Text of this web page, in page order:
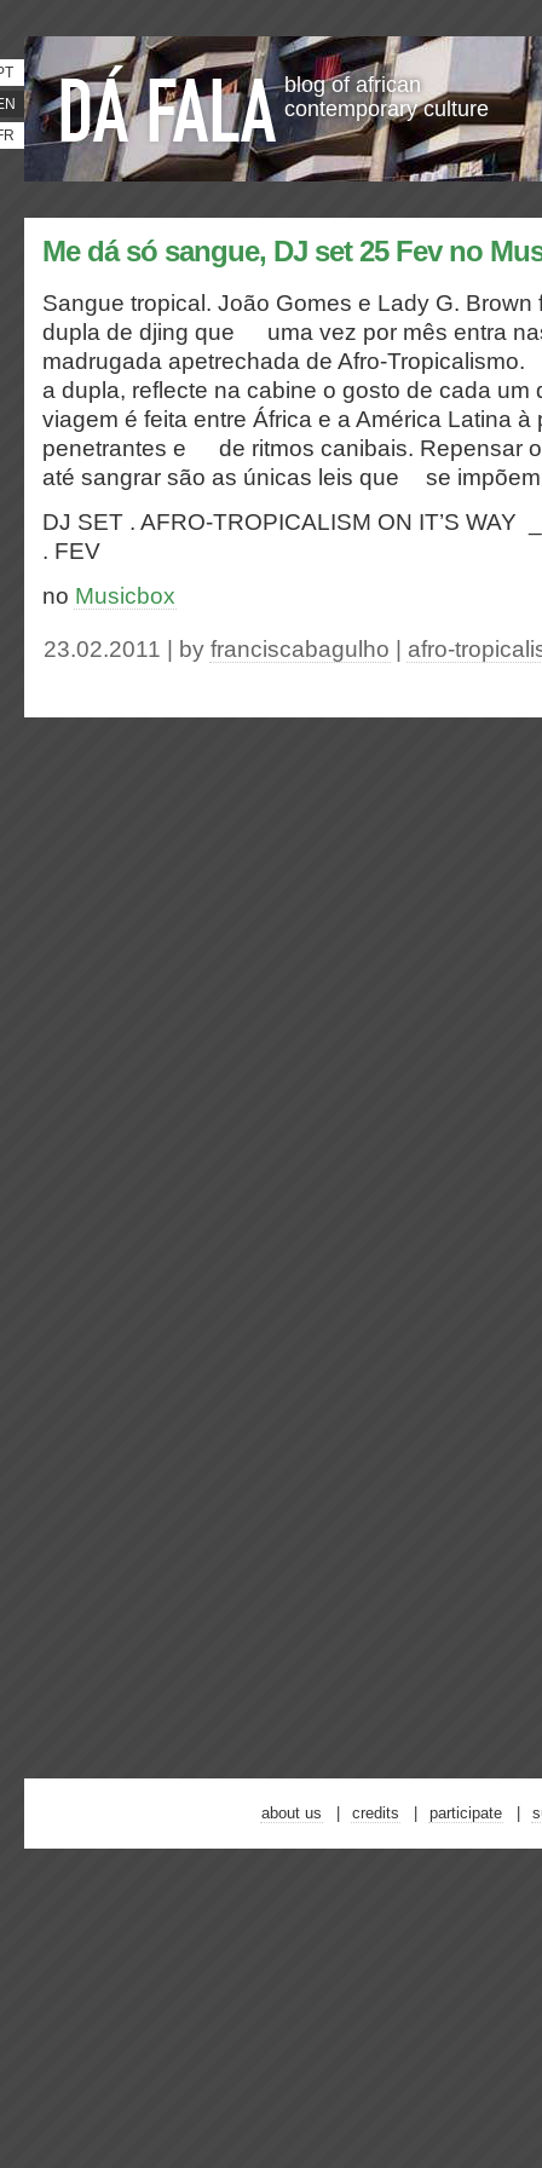
blog of african
contemporary culture
Me dá só sangue, DJ set 25 Fev no
Sangue tropical. João Gomes e Lady G. Brown
dupla de djing que uma vez por mês entra
madrugada apetrechada de Afro-
a dupla, reflecte na cabine o gosto de cada
viagem é feita entre África e a América Latina
penetrantes e de ritmos canibais. Repensar
até sangrar são as únicas leis que se
DJ SET . AFRO-TROPICALISM ON IT’S WAY
. FEV
no Musicbox
23.02.2011 | by franciscabagulho afro-
about us credits participate